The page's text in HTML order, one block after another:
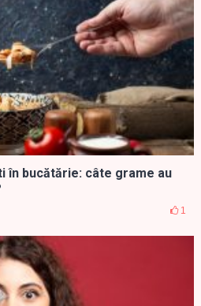
în bucătărie: câte grame au
1